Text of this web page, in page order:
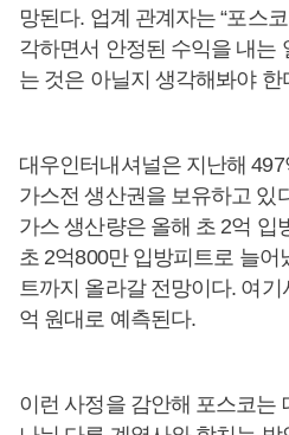
망된다. 업계 관계자는 “포스
각하면서 안정된 수익을 내는
는 것은 아닐지 생각해봐야 한
대우인터내셔널은 지난해
가스전 생산권을 보유하고 있
가스 생산량은 올해 초 2억 입
초 2억800만 입방피트로 늘어
트까지 올라갈 전망이다. 여
억 원대로 예측된다.
이런 사정을 감안해 포스코는